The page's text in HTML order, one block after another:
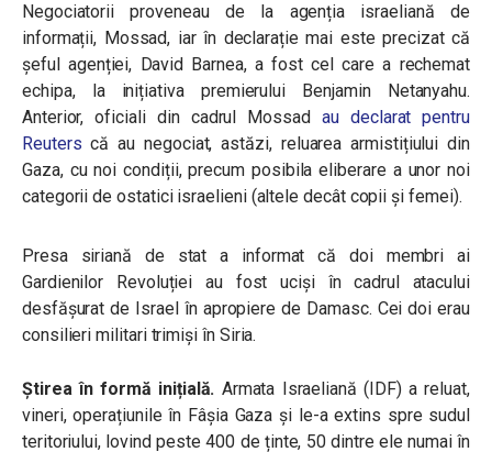
Negociatorii proveneau de la agenția israeliană de
informații, Mossad, iar în declarație mai este precizat că
șeful agenției, David Barnea, a fost cel care a rechemat
echipa, la inițiativa premierului Benjamin Netanyahu.
Anterior, oficiali din cadrul Mossadau declarat pentru
Reuters că au negociat, astăzi, reluarea armistițiului din
Gaza, cu noi condiții, precum posibila eliberare a unor noi
categorii de ostatici israelieni (altele decât copii și femei).
Presa siriană de stat a informat că doi membri ai
Gardienilor Revoluției au fost uciși în cadrul atacului
desfășurat de Israel în apropiere de Damasc. Cei doi erau
consilieri militari trimiși în Siria.
Știrea în formă inițială. Armata Israeliană (IDF) a reluat,
vineri, operațiunile în Fâșia Gaza și le-a extins spre sudul
teritoriului, lovind peste 400 de ținte, 50 dintre ele numai în